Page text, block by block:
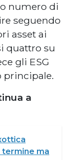
numero di
seguendo
asset ai
quattro su
gli ESG
a
termine ma